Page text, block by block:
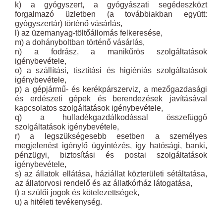
k) a gyógyszert, a gyógyászati segédeszközt
forgalmazó üzletben (a továbbiakban együtt:
gyógyszertár) történő vásárlás,
l) az üzemanyag-töltőállomás felkeresése,
m) a dohányboltban történő vásárlás,
n) a fodrász, a manikűrös szolgáltatások
igénybevétele,
o) a szállítási, tisztítási és higiéniás szolgáltatások
igénybevétele,
p) a gépjármű- és kerékpárszerviz, a mezőgazdasági
és erdészeti gépek és berendezések javításával
kapcsolatos szolgáltatások igénybevétele,
q) a hulladékgazdálkodással összefüggő
szolgáltatások igénybevétele,
r) a legszükségesebb esetben a személyes
megjelenést igénylő ügyintézés, így hatósági, banki,
pénzügyi, biztosítási és postai szolgáltatások
igénybevétele,
s) az állatok ellátása, háziállat közterületi sétáltatása,
az állatorvosi rendelő és az állatkórház látogatása,
t) a szülői jogok és kötelezettségek,
u) a hitéleti tevékenység.